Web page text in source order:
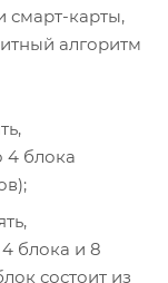
карты,
алгоритм
4 блока
блока и 8
состоит из